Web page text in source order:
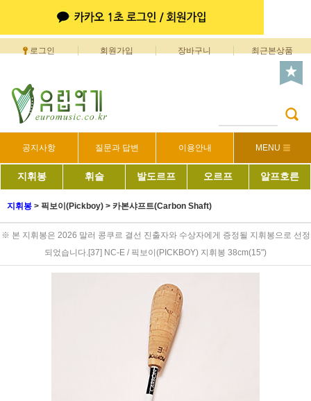
로그인 회원가입 장바구니 최근본상품
공지사항 질문과 답변 이용안내 MENU
지휘봉 휘슬 발도르프 오르프 알프호른
지휘봉 > 픽보이(Pickboy) > 카본샤프트(Carbon Shaft)
※ 본 지휘봉은 2026 말러 콩쿠르 결선 진출자와 수상자에게 증정될 지휘봉으로 선정
되었습니다.[37] NC-E / 픽보이(PICKBOY) 지휘봉 38cm(15")